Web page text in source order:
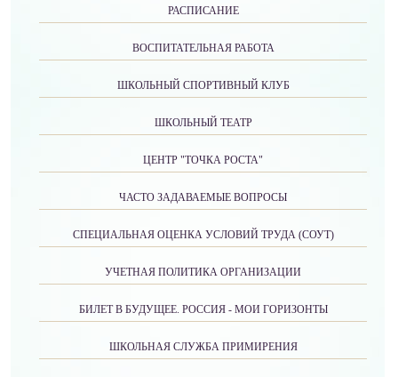
РАСПИСАНИЕ
ВОСПИТАТЕЛЬНАЯ РАБОТА
ШКОЛЬНЫЙ СПОРТИВНЫЙ КЛУБ
ШКОЛЬНЫЙ ТЕАТР
ЦЕНТР "ТОЧКА РОСТА"
ЧАСТО ЗАДАВАЕМЫЕ ВОПРОСЫ
СПЕЦИАЛЬНАЯ ОЦЕНКА УСЛОВИЙ ТРУДА (СОУТ)
УЧЕТНАЯ ПОЛИТИКА ОРГАНИЗАЦИИ
БИЛЕТ В БУДУЩЕЕ. РОССИЯ - МОИ ГОРИЗОНТЫ
ШКОЛЬНАЯ СЛУЖБА ПРИМИРЕНИЯ